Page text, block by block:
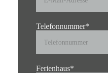
Telefonnummer*
Ferienhaus*